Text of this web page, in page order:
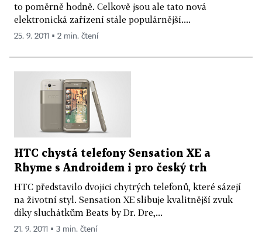
to poměrně hodně. Celkově jsou ale tato nová
elektronická zařízení stále populárnější....
25. 9. 2011 ▪ 2 min. čtení
HTC chystá telefony Sensation XE a
Rhyme s Androidem i pro český trh
HTC představilo dvojici chytrých telefonů, které sázejí
na životní styl. Sensation XE slibuje kvalitnější zvuk
díky sluchátkům Beats by Dr. Dre,...
21. 9. 2011 ▪ 3 min. čtení